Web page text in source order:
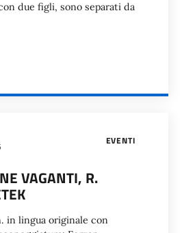
due figli, sono separati da
EVENTI
VAGANTI, R.
in lingua originale con